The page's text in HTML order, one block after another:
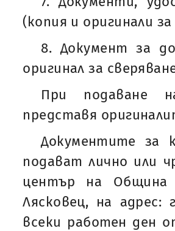
(копия и оригинали
8. Документ за
оригинал за
При подаване
представя
Документите за
подават лично или
център на Община
Лясковец, на адрес:
всеки работен ден